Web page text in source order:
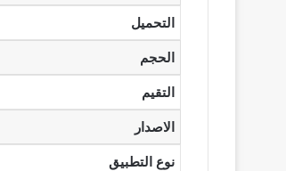
التحميل
الحجم
التقيم
الاصدار
نوع التطبيق